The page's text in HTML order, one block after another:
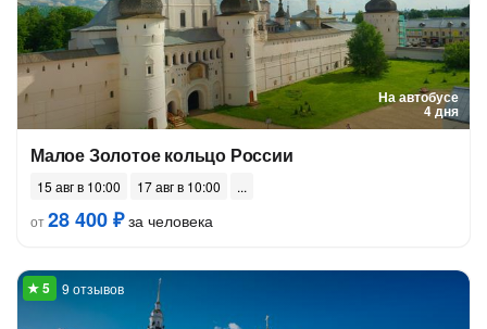
На автобусе
4 дня
Малое Золотое кольцо России
15 авг в 10:00
17 авг в 10:00
от28 400 ₽за человека
9 отзывов